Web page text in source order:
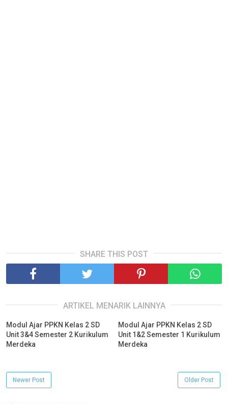
SHARE THIS POST
ARTIKEL MENARIK LAINNYA
Modul Ajar PPKN Kelas 2 SD
Unit 3&4 Semester 2 Kurikulum
Merdeka
Modul Ajar PPKN Kelas 2 SD
Unit 1&2 Semester 1 Kurikulum
Merdeka
Newer Post Older Post